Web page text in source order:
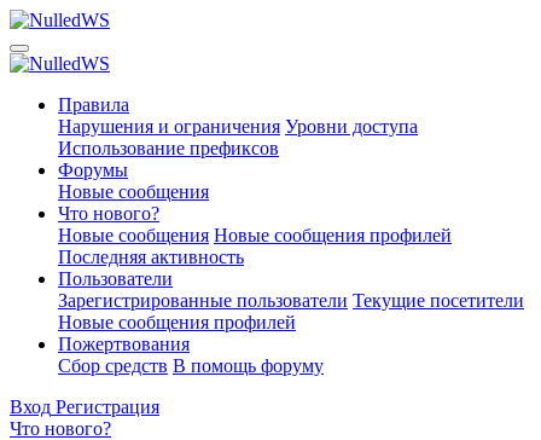
Правила
Нарушения и ограничения Уровни доступа
Использование префиксов
Форумы
Новые сообщения
Что нового?
Новые сообщения Новые сообщения профилей
Последняя активность
Пользователи
Зарегистрированные пользователи Текущие посетители
Новые сообщения профилей
Пожертвования
Сбор средств В помощь форуму
Вход Регистрация
Что нового?